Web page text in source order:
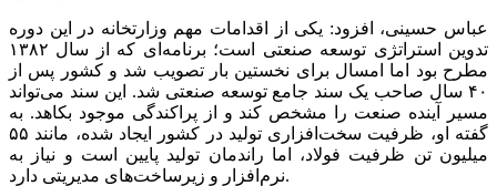
عباس حسینی، افزود: یکی از اقدامات مهم وزارتخانه در این دوره
تدوین استراتژی توسعه صنعتی است؛ برنامه‌ای که از سال ۱۳۸۲
مطرح بود اما امسال برای نخستین بار تصویب شد و کشور پس از
۴۰ سال صاحب یک سند جامع توسعه صنعتی شد. این سند می‌تواند
مسیر آینده صنعت را مشخص کند و از پراکندگی موجود بکاهد. به
گفته او، ظرفیت سخت‌افزاری تولید در کشور ایجاد شده، مانند ۵۵
میلیون تن ظرفیت فولاد، اما راندمان تولید پایین است و نیاز به
نرم‌افزار و زیرساخت‌های مدیریتی دارد.